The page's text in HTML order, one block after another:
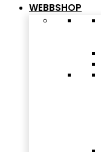
WEBBSHOP